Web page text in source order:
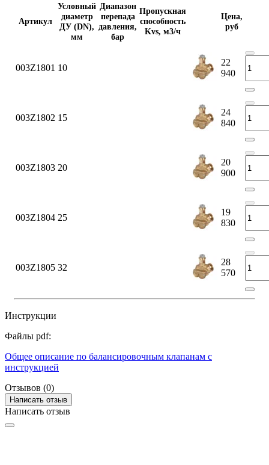
Артикул
Условный
диаметр
ДУ (DN),
мм
Диапазон
перепада
давления,
бар
Пропускная
способность
Kvs, м3/ч
Цена,
руб
003Z1801 10
22
940
003Z1802 15
24
840
003Z1803 20
20
900
003Z1804 25
19
830
003Z1805 32
28
570
Инструкции
Файлы pdf:
Общее описание по балансировочным клапанам с
инструкцией
Отзывов (0)
Написать отзыв
Написать отзыв